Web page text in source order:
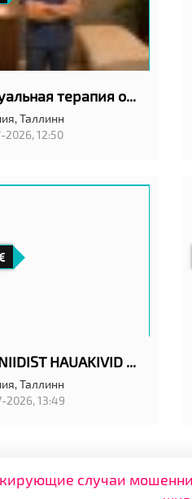
мануальная терапия остеопат
Таллинн
2026, 12:50
GRANIIDIST HAUAKIVID TALLINNAS ANUBIS EESTI OÜ
Таллинн
2026, 13:49
случаи